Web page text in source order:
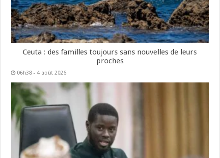
Ceuta : des familles toujours sans nouvelles de leurs
proches
06h38 - 4 août 2026